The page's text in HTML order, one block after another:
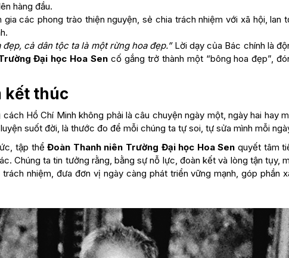
hàng đầu.
các phong trào thiện nguyện, sẻ chia trách nhiệm với xã hội, lan
cả dân tộc ta là một rừng hoa đẹp.”Lời dạy của Bác chính là
Đại học Hoa Sen cố gắng trở thành một “bông hoa đẹp”,
kết thúc
Hồ Chí Minh không phải là câu chuyện ngày một, ngày hai hay
suốt đời, là thước đo để mỗi chúng ta tự soi, tự sửa mình mỗi
tập thểĐoàn Thanh niên Trường Đại học Hoa Sen quyết tâm
Chúng ta tin tưởng rằng, bằng sự nỗ lực, đoàn kết và lòng tận tụy,
nhiệm, đưa đơn vị ngày càng phát triển vững mạnh, góp phần